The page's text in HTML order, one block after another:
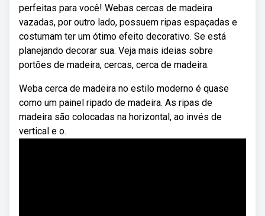
perfeitas para você! Webas cercas de madeira
vazadas, por outro lado, possuem ripas espaçadas e
costumam ter um ótimo efeito decorativo. Se está
planejando decorar sua. Veja mais ideias sobre
portões de madeira, cercas, cerca de madeira.
Weba cerca de madeira no estilo moderno é quase
como um painel ripado de madeira. As ripas de
madeira são colocadas na horizontal, ao invés de
vertical e o.